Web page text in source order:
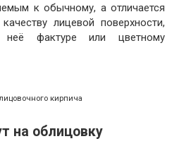
к обычному, а отличается
лицевой поверхности,
фактуре или цветному
кирпича
на облицовку